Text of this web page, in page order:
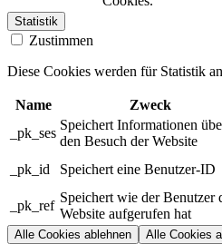
Statistik
Zustimmen
Diese Cookies werden für Statistik
Name Zweck
_pk_ses
Speichert Informationen
den Besuch der Website
_pk_id Speichert eine Benutzer-ID
_pk_ref
Speichert wie der Benutzer
Website aufgerufen hat
Alle Cookies ablehnen Alle Cookies